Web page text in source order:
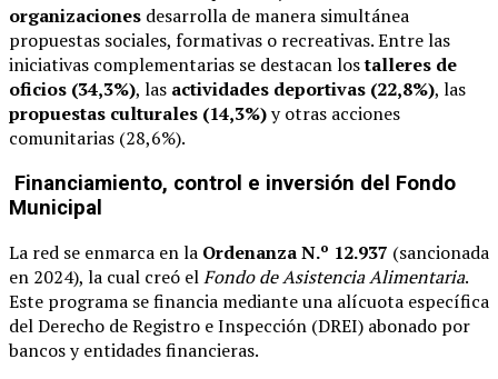
organizaciones desarrolla de manera simultánea
propuestas sociales, formativas o recreativas. Entre las
iniciativas complementarias se destacan lostalleres de
oficios (34,3%), las actividades deportivas (22,8%), las
propuestas culturales (14,3%)y otras acciones
comunitarias (28,6%).
Financiamiento, control e inversión del Fondo
Municipal
La red se enmarca en la Ordenanza N.º 12.937 (sancionada
en 2024), la cual creó elFondo de Asistencia Alimentaria.
Este programa se financia mediante una alícuota específica
del Derecho de Registro e Inspección (DREI) abonado por
bancos y entidades financieras.